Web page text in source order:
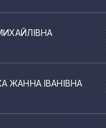
ЖАННА ІВАНІВНА